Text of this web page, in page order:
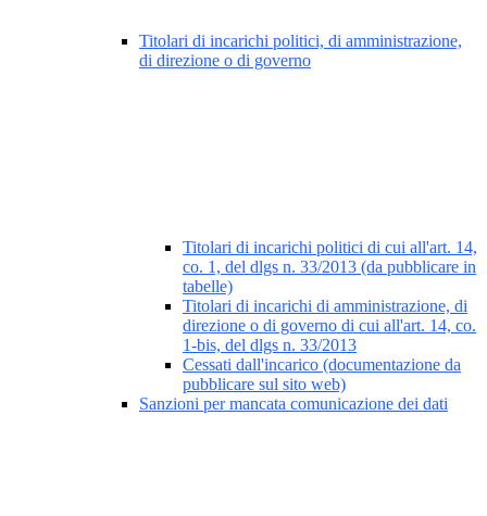
Titolari di incarichi politici, di amministrazione,
di direzione o di governo
Titolari di incarichi politici di cui all'art. 14,
co. 1, del dlgs n. 33/2013 (da pubblicare in
tabelle)
Titolari di incarichi di amministrazione, di
direzione o di governo di cui all'art. 14, co.
1-bis, del dlgs n. 33/2013
Cessati dall'incarico (documentazione da
pubblicare sul sito web)
Sanzioni per mancata comunicazione dei dati